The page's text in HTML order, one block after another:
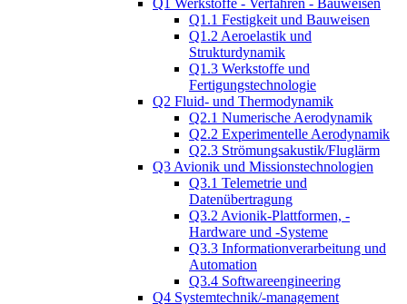
Q1 Werkstoffe - Verfahren - Bauweisen
Q1.1 Festigkeit und Bauweisen
Q1.2 Aeroelastik und
Strukturdynamik
Q1.3 Werkstoffe und
Fertigungstechnologie
Q2 Fluid- und Thermodynamik
Q2.1 Numerische Aerodynamik
Q2.2 Experimentelle Aerodynamik
Q2.3 Strömungsakustik/Fluglärm
Q3 Avionik und Missionstechnologien
Q3.1 Telemetrie und
Datenübertragung
Q3.2 Avionik-Plattformen, -
Hardware und -Systeme
Q3.3 Informationverarbeitung und
Automation
Q3.4 Softwareengineering
Q4 Systemtechnik/-management